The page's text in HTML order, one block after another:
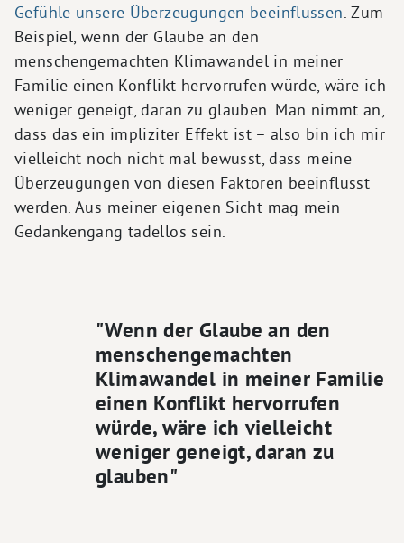
Gefühle unsere Überzeugungen beeinflussen . Zum
Beispiel, wenn der Glaube an den
menschengemachten Klimawandel in meiner
Familie einen Konflikt hervorrufen würde, wäre ich
weniger geneigt, daran zu glauben. Man nimmt an,
dass das ein impliziter Effekt ist – also bin ich mir
vielleicht noch nicht mal bewusst, dass meine
Überzeugungen von diesen Faktoren beeinflusst
werden. Aus meiner eigenen Sicht mag mein
Gedankengang tadellos sein.
"Wenn der Glaube an den
menschengemachten
Klimawandel in meiner Familie
einen Konflikt hervorrufen
würde, wäre ich vielleicht
weniger geneigt, daran zu
glauben"